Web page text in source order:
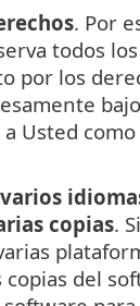
. Por
todos
por los
Usted
copias.
copias del